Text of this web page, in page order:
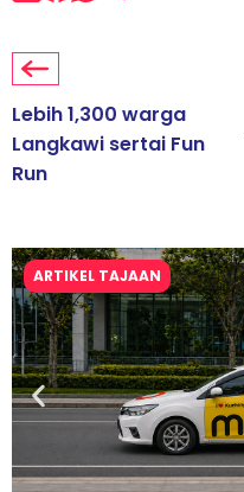
Lebih 1,300 warga
Langkawi sertai Fun
Run
ARTIKEL TAJAAN